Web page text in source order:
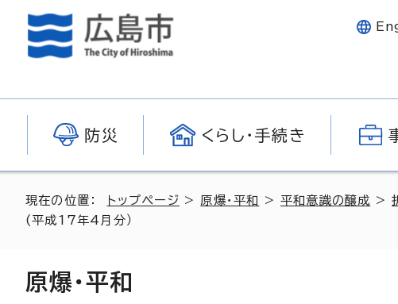
防災 くらし・手続き
現在の位置： トップページ > 原爆・平和 >平和意識の醸成 >
(平成17年4月分）
原爆・平和